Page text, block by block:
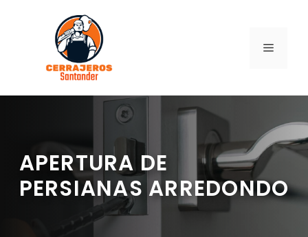
contenido
MENÚ
APERTURA DE
PERSIANAS ARREDONDO